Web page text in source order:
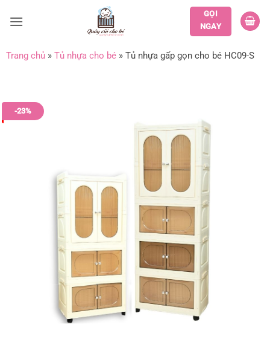
qua
dung
GỌI
NGAY
Trang chủ» Tủ nhựa cho bé» Tủ nhựa gấp gọn cho bé HC09-S
-23%